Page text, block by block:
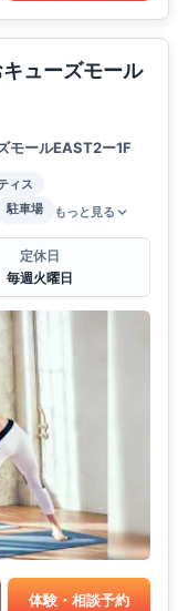
ューズモール
モールEAST2ー1F
ィス
駐車場 もっと見る
定休日
毎週火曜日
体験・相談予約